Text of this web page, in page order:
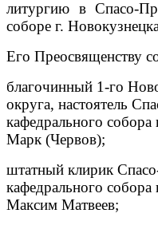
литургию в Спасо-
соборе г.
Его Преосвященству
благочинный 1-го
округа, настоятель
кафедрального
Марк (Червов);
штатный клирик
кафедрального
Максим Матвеев;